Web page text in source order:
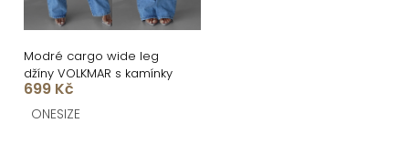
Modré cargo wide leg
džíny VOLKMAR s kamínky
699 Kč
ONESIZE